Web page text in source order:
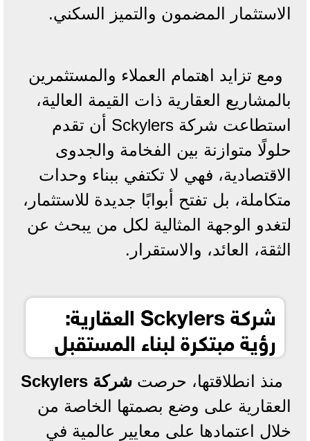
الاستثمار المضمون والتميز السكني.
ومع تزايد اهتمام العملاء والمستثمرين
بالمشاريع العقارية ذات القيمة العالية،
استطاعت شركة Sckylers أن تقدم
حلولًا متوازنة بين الفخامة والجدوى
الاقتصادية، فهي لا تكتفي ببناء وحدات
متكاملة، بل تفتح أبوابًا جديدة للاستثمار،
لتغدو الوجهة المثالية لكل من يبحث عن
الثقة، العائد، والاستقرار.
شركة Sckylers العقارية:
رؤية مبتكرة لبناء المستقبل
منذ انطلاقتها، حرصت شركة Sckylers
العقارية على وضع بصمتها الخاصة من
خلال اعتمادها على معايير عالمية في